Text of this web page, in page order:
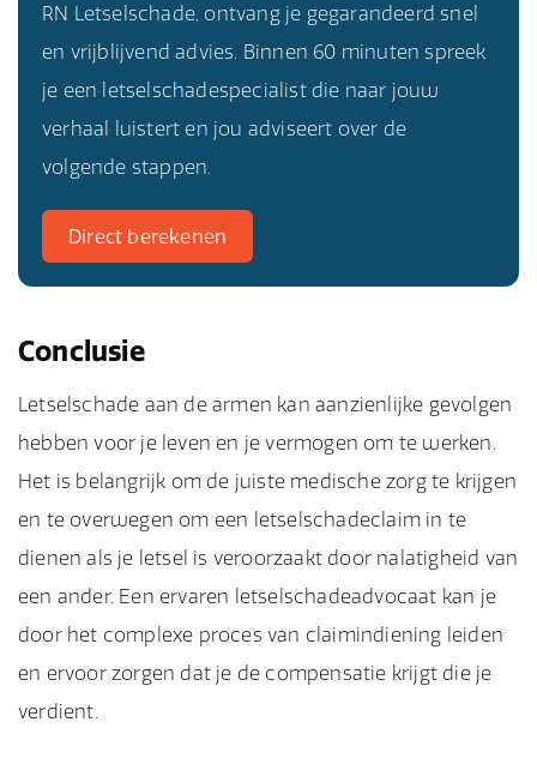
RN Letselschade, ontvang je gegarandeerd snel
en vrijblijvend advies. Binnen 60 minuten spreek
je een letselschadespecialist die naar jouw
verhaal luistert en jou adviseert over de
volgende stappen.
Direct berekenen
Conclusie
Letselschade aan de armen kan aanzienlijke gevolgen
hebben voor je leven en je vermogen om te werken.
Het is belangrijk om de juiste medische zorg te krijgen
en te overwegen om een letselschadeclaim in te
dienen als je letsel is veroorzaakt door nalatigheid van
een ander. Een ervaren letselschadeadvocaat kan je
door het complexe proces van claimindiening leiden
en ervoor zorgen dat je de compensatie krijgt die je
verdient.